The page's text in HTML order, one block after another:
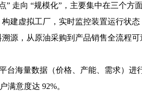
走向 “规模化”，主要集中在三个方面
建虚拟工厂，实时监控装置运行状
溯源，从原油采购到产品销售全流程
台海量数据（价格、产能、需求）
满意度达 92%。